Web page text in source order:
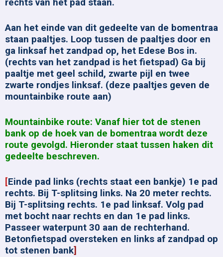
rechts van het pad staan.
Aan het einde van dit gedeelte van de bomentraa
staan paaltjes. Loop tussen de paaltjes door en
ga linksaf het zandpad op, het Edese Bos in.
(rechts van het zandpad is het fietspad) Ga bij
paaltje met geel schild, zwarte pijl en twee
zwarte rondjes linksaf. (deze paaltjes geven de
mountainbike route aan)
Mountainbike route: Vanaf hier tot de stenen
bank op de hoek van de bomentraa wordt deze
route gevolgd. Hieronder staat tussen haken dit
gedeelte beschreven.
[Einde pad links (rechts staat een bankje) 1e pad
rechts. Bij T-splitsing links. Na 20 meter rechts.
Bij T-splitsing rechts. 1e pad linksaf. Volg pad
met bocht naar rechts en dan 1e pad links.
Passeer waterpunt 30 aan de rechterhand.
Betonfietspad oversteken en links af zandpad op
tot stenen bank]